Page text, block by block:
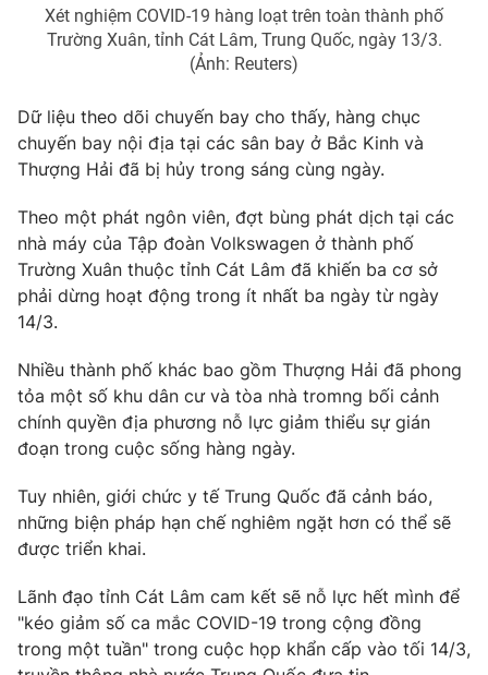
VTV4 Vươn mình bằng AI
VTV9 VTV8
Liên hệ tòa soạn English
THỜI BÁO VTV
Theo dõi báo trên
Cơ quan chủ quản: Đài Truyền hình Việt Nam
Cơ quan báo chí: Thời báo VTV
Giấy phép hoạt động báo in và báo điện tử số 483/GP-BTTTT
cấp ngày 29/12/2023
Phó Tổng Biên tập:Nguyễn Thị Mỹ Hạnh, Phạm Quốc Thắng,
Nguyễn Trọng Ninh
Tổng đài VTV:024.38 355 931 - 024.38 355 932
Xét nghiệm COVID-19 hàng loạt trên toàn thành phố
Trường Xuân, tỉnh Cát Lâm, Trung Quốc, ngày 13/3.
(Ảnh: Reuters)
Dữ liệu theo dõi chuyến bay cho thấy, hàng chục
chuyến bay nội địa tại các sân bay ở Bắc Kinh và
Thượng Hải đã bị hủy trong sáng cùng ngày.
Theo một phát ngôn viên, đợt bùng phát dịch tại các
nhà máy của Tập đoàn Volkswagen ở thành phố
Trường Xuân thuộc tỉnh Cát Lâm đã khiến ba cơ sở
phải dừng hoạt động trong ít nhất ba ngày từ ngày
14/3.
Nhiều thành phố khác bao gồm Thượng Hải đã phong
tỏa một số khu dân cư và tòa nhà tromng bối cảnh
chính quyền địa phương nỗ lực giảm thiểu sự gián
đoạn trong cuộc sống hàng ngày.
Tuy nhiên, giới chức y tế Trung Quốc đã cảnh báo,
những biện pháp hạn chế nghiêm ngặt hơn có thể sẽ
được triển khai.
Lãnh đạo tỉnh Cát Lâm cam kết sẽ nỗ lực hết mình để
"kéo giảm số ca mắc COVID-19 trong cộng đồng
trong một tuần" trong cuộc họp khẩn cấp vào tối 14/3,